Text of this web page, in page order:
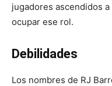
jugadores ascendidos
ocupar ese rol.
Debilidades
Los nombres de RJ